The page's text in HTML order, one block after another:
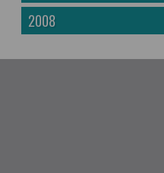
2008